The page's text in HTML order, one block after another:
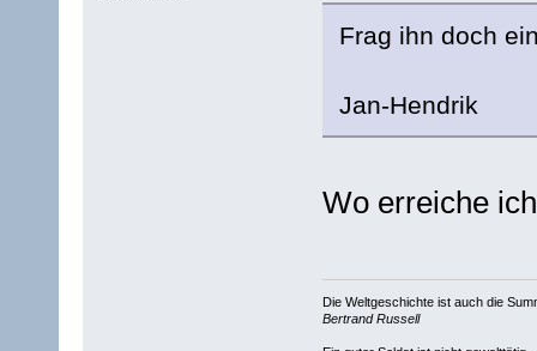
Frag ihn doch
Jan-Hendrik
Wo erreiche
Die Weltgeschichte ist auch die
Bertrand Russell